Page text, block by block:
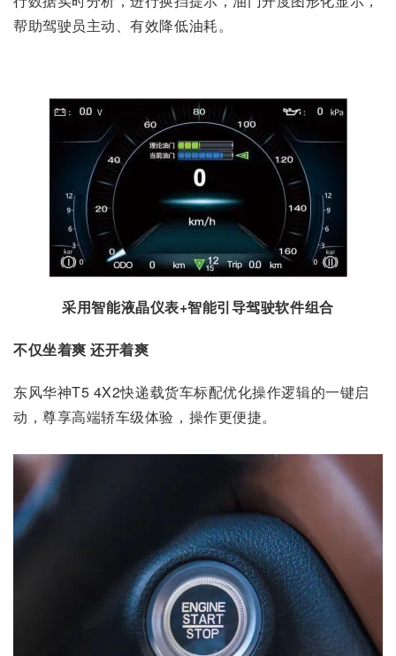
帮助驾驶员主动、有效降低油耗。
采用智能液晶仪表+智能引导驾驶软件组合
不仅坐着爽 还开着爽
东风华神T5 4X2快递载货车标配优化操作逻辑的一键启
动，尊享高端轿车级体验，操作更便捷。